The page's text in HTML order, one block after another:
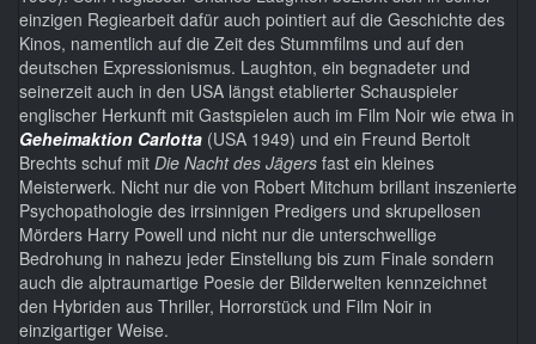
einzigen Regiearbeit dafür auch pointiert auf die Geschichte des
Kinos, namentlich auf die Zeit des Stummfilms und auf den
deutschen Expressionismus. Laughton, ein begnadeter und
seinerzeit auch in den USA längst etablierter Schauspieler
englischer Herkunft mit Gastspielen auch im Film Noir wie etwa in
Geheimaktion Carlotta (USA 1949) und ein Freund Bertolt
Brechts schuf mit Die Nacht des Jägers fast ein kleines
Meisterwerk. Nicht nur die von Robert Mitchum brillant inszenierte
Psychopathologie des irrsinnigen Predigers und skrupellosen
Mörders Harry Powell und nicht nur die unterschwellige
Bedrohung in nahezu jeder Einstellung bis zum Finale sondern
auch die alptraumartige Poesie der Bilderwelten kennzeichnet
den Hybriden aus Thriller, Horrorstück und Film Noir in
einzigartiger Weise.